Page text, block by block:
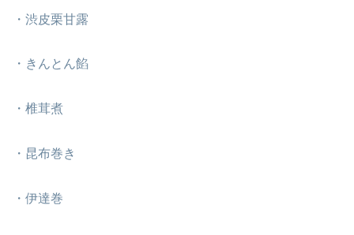
・渋皮栗甘露
・きんとん餡
・椎茸煮
・昆布巻き
・伊達巻